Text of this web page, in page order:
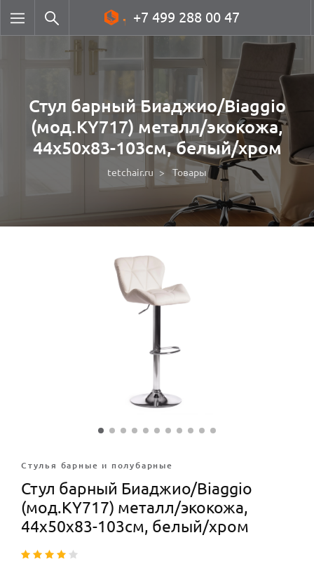
+7 499 288 00 47
Стул барный Биаджио/Biaggio
(мод.KY717) металл/экокожа,
44х50х83-103см, белый/хром
tetchair.ru Товары
Стулья барные и полубарные
Стул барный Биаджио/Biaggio
(мод.KY717) металл/экокожа,
44х50х83-103см, белый/хром